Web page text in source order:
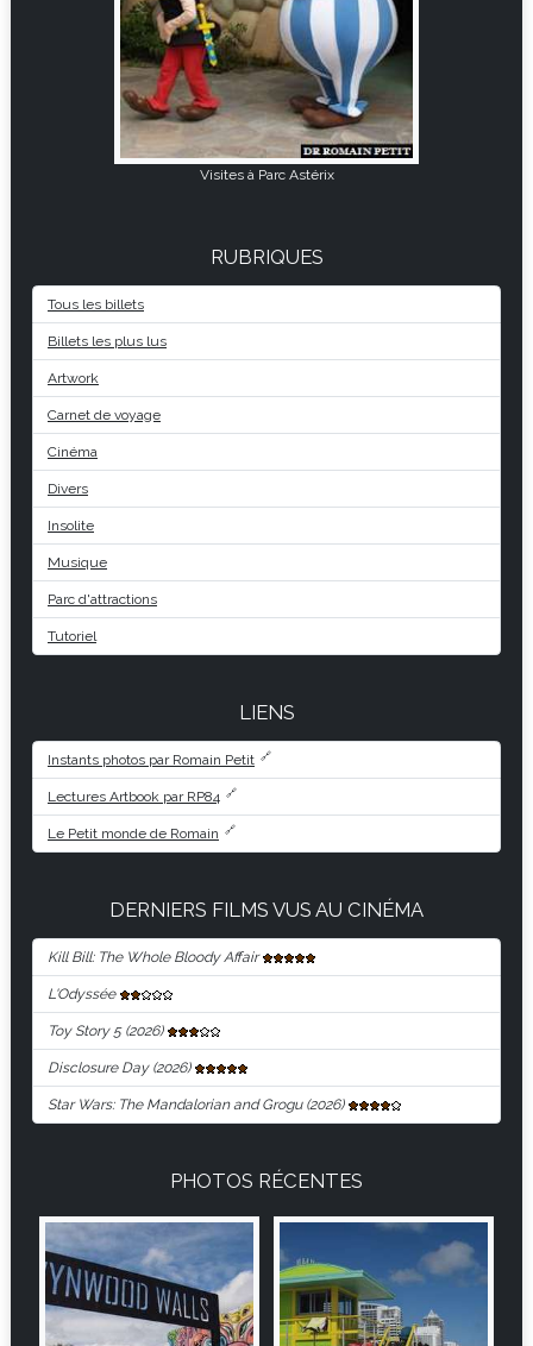
Visites à Parc Astérix
RUBRIQUES
Tous les billets
Billets les plus lus
Artwork
Carnet de voyage
Cinéma
Divers
Insolite
Musique
Parc d'attractions
Tutoriel
LIENS
Instants photos par Romain Petit
Lectures Artbook par RP84
Le Petit monde de Romain
DERNIERS FILMS VUS AU CINÉMA
Kill Bill: The Whole Bloody Affair
L'Odyssée
Toy Story 5 (2026)
Disclosure Day (2026)
Star Wars: The Mandalorian and Grogu (2026)
PHOTOS RÉCENTES